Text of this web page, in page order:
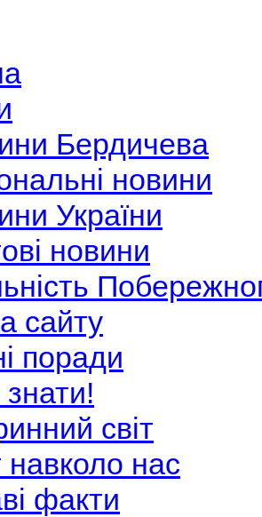
Бердичева
новини
України
новини
сайту
поради
знати!
світ
навколо нас
факти